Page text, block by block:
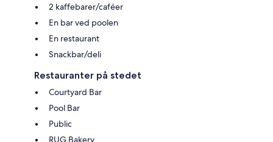
2 kaffebarer/caféer
En bar ved poolen
En restaurant
Snackbar/deli
Restauranter på stedet
Courtyard Bar
Pool Bar
Public
RUG Bakery